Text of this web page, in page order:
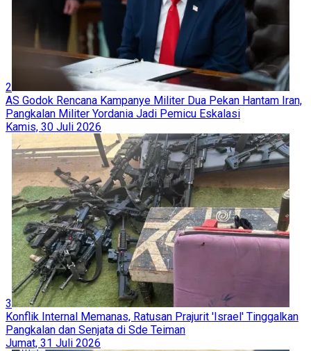
2
AS Godok Rencana Kampanye Militer Dua Pekan Hantam Iran,
Pangkalan Militer Yordania Jadi Pemicu Eskalasi
Kamis, 30 Juli 2026
3
Konflik Internal Memanas, Ratusan Prajurit 'Israel' Tinggalkan
Pangkalan dan Senjata di Sde Teiman
Jumat, 31 Juli 2026